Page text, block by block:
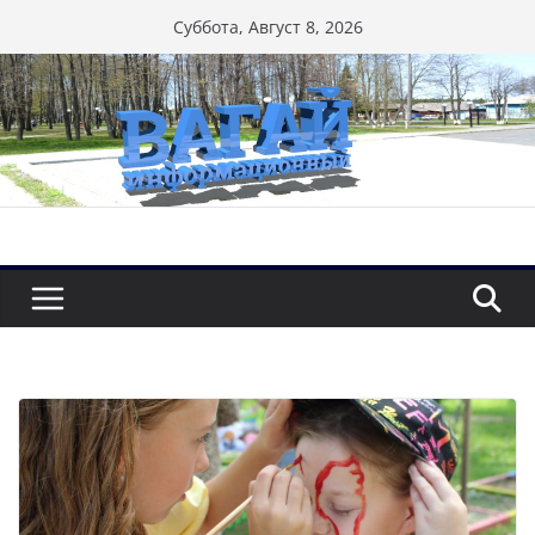
к
содержимому
Суббота, Август 8, 2026